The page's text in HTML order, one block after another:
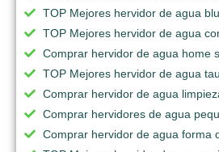
TOP Mejores hervidor de agua
TOP Mejores hervidor de agua
Comprar hervidor de agua home
TOP Mejores hervidor de agua
Comprar hervidor de agua
Comprar hervidores de agua
Comprar hervidor de agua forma